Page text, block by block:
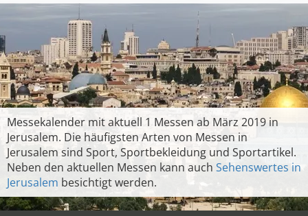
Messekalender mit aktuell 1 Messen ab März 2019 in
Jerusalem. Die häufigsten Arten von Messen in
Jerusalem sind Sport, Sportbekleidung und Sportartikel.
Neben den aktuellen Messen kann auch Sehenswertes in
Jerusalem besichtigt werden.